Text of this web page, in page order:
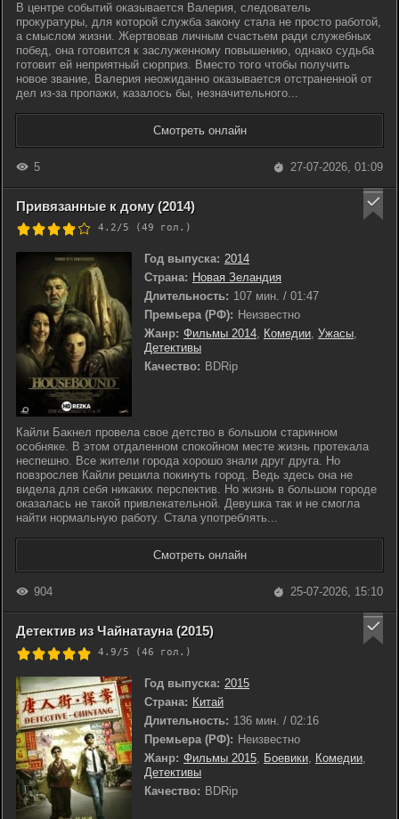
В центре событий оказывается Валерия, следователь
прокуратуры, для которой служба закону стала не просто работой,
а смыслом жизни. Жертвовав личным счастьем ради служебных
побед, она готовится к заслуженному повышению, однако судьба
готовит ей неприятный сюрприз. Вместо того чтобы получить
новое звание, Валерия неожиданно оказывается отстраненной от
дел из-за пропажи, казалось бы, незначительного...
Смотреть онлайн
5 27-07-2026, 01:09
Привязанные к дому (2014)
4.2/5 (49 гол.)
Год выпуска: 2014
Страна: Новая Зеландия
Длительность: 107 мин. / 01:47
Премьера (РФ): Неизвестно
Жанр: Фильмы 2014, Комедии, Ужасы,
Детективы
Качество: BDRip
Кайли Бакнел провела свое детство в большом старинном
особняке. В этом отдаленном спокойном месте жизнь протекала
неспешно. Все жители города хорошо знали друг друга. Но
повзрослев Кайли решила покинуть город. Ведь здесь она не
видела для себя никаких перспектив. Но жизнь в большом городе
оказалась не такой привлекательной. Девушка так и не смогла
найти нормальную работу. Стала употреблять...
Смотреть онлайн
904 25-07-2026, 15:10
Детектив из Чайнатауна (2015)
4.9/5 (46 гол.)
Год выпуска: 2015
Страна: Китай
Длительность: 136 мин. / 02:16
Премьера (РФ): Неизвестно
Жанр: Фильмы 2015, Боевики, Комедии,
Детективы
Качество: BDRip